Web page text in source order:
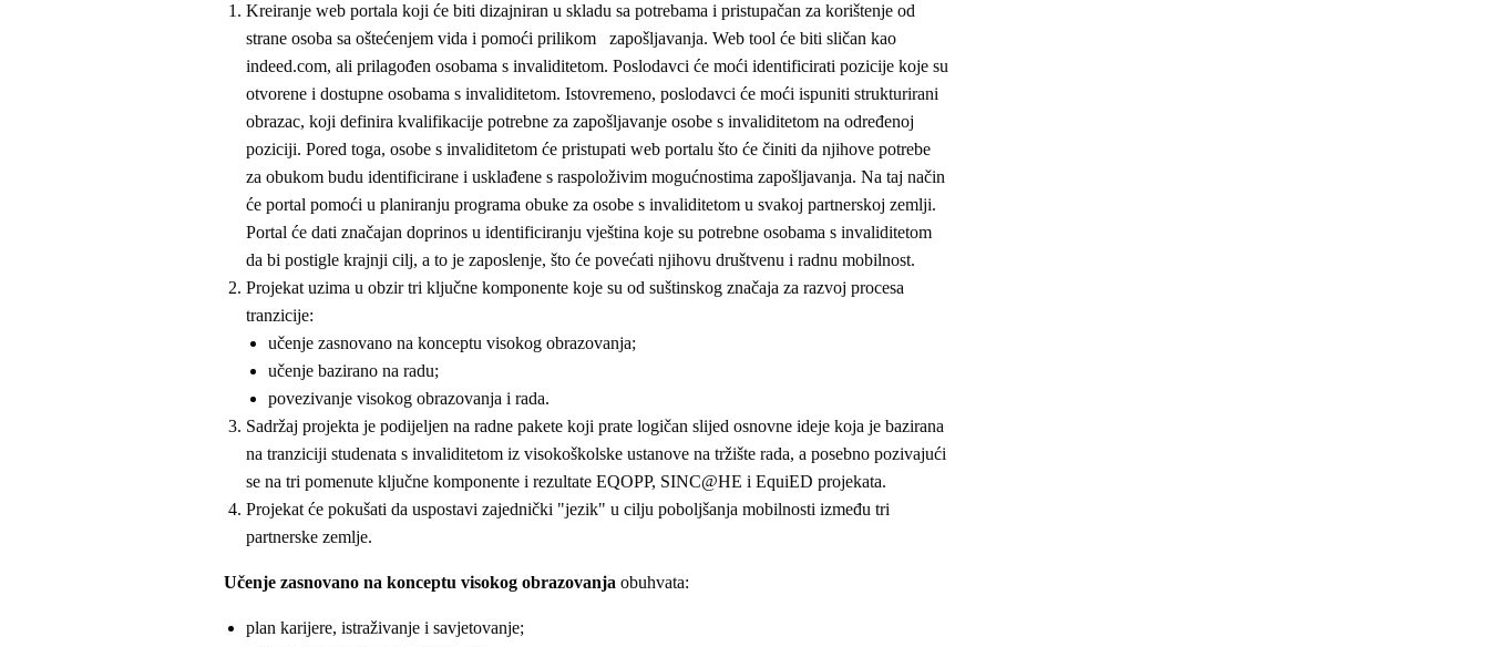
Kreiranje web portala koji će biti dizajniran u skladu sa potrebama i pristupačan za korištenje od
strane osoba sa oštećenjem vida i pomoći prilikom zapošljavanja. Web tool će biti sličan kao
indeed.com, ali prilagođen osobama s invaliditetom. Poslodavci će moći identificirati pozicije koje su
otvorene i dostupne osobama s invaliditetom. Istovremeno, poslodavci će moći ispuniti strukturirani
obrazac, koji definira kvalifikacije potrebne za zapošljavanje osobe s invaliditetom na određenoj
poziciji. Pored toga, osobe s invaliditetom će pristupati web portalu što će činiti da njihove potrebe
za obukom budu identificirane i usklađene s raspoloživim mogućnostima zapošljavanja. Na taj način
će portal pomoći u planiranju programa obuke za osobe s invaliditetom u svakoj partnerskoj zemlji.
Portal će dati značajan doprinos u identificiranju vještina koje su potrebne osobama s invaliditetom
da bi postigle krajnji cilj, a to je zaposlenje, što će povećati njihovu društvenu i radnu mobilnost.
Projekat uzima u obzir tri ključne komponente koje su od suštinskog značaja za razvoj procesa
tranzicije:
učenje zasnovano na konceptu visokog obrazovanja;
učenje bazirano na radu;
povezivanje visokog obrazovanja i rada.
Sadržaj projekta je podijeljen na radne pakete koji prate logičan slijed osnovne ideje koja je bazirana
na tranziciji studenata s invaliditetom iz visokoškolske ustanove na tržište rada, a posebno pozivajući
se na tri pomenute ključne komponente i rezultate EQOPP, SINC@HE i EquiED projekata.
Projekat će pokušati da uspostavi zajednički "jezik" u cilju poboljšanja mobilnosti između tri
partnerske zemlje.
Učenje zasnovano na konceptu visokog obrazovanja obuhvata:
plan karijere, istraživanje i savjetovanje;